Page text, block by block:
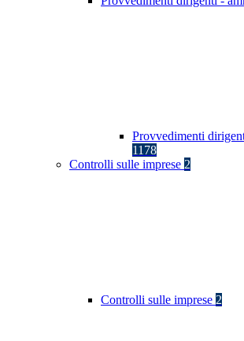
Provvedimenti
1178
Controlli sulle imprese 2
Controlli sulle imprese 2